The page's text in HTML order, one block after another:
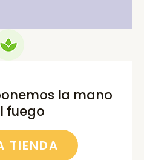
la mano
fuego
TIENDA